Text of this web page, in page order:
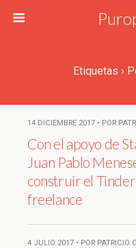
Etiquetas ›
14 DICIEMBRE 2017 • POR
Con el apoyo de
Juan Pablo
construir el
freelance
4 JULIO 2017 • POR PATRICIO